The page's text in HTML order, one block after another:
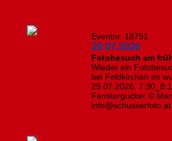
Eventnr. 18791
29.07.2026
Fotobesuch am
Wieder ein
bei Feldkirchen im
29.07.2026,
Fenstergucker ©